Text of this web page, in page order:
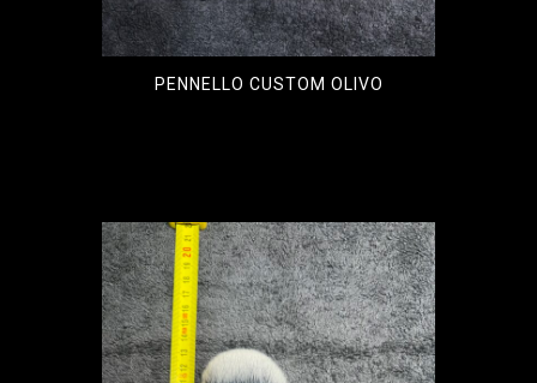
PENNELLO CUSTOM OLIVO